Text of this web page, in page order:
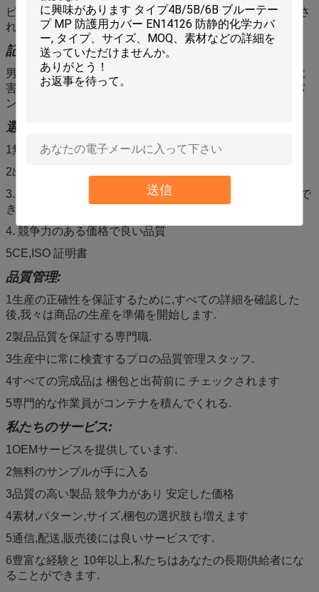
送信
ビューティスパ,サロン,サウナ,マッサージなどで広く使用さ
れています.
記述:
男性用Tバックパンツは,環境にやさしい,軽量,快適で皮膚に
害のないポリプロピレン材料で作られています.使い捨てパ
ンツとして,美容院,マッサージスパ,サウナなど
選択する理由:
1無料サンプル
2出産地 シアンタオ メーカー
3. 色,サイズ,重量とパッケージは,カスタマイズすることがで
きます
4. 競争力のある価格で良い品質
5CE,ISO 証明書
品質管理:
1生産の正確性を保証するために,すべての詳細を確認した
後,我々は商品の生産を準備を開始します.
2製品品質を保証する専門職.
3生産中に常に検査するプロの品質管理スタッフ.
4すべての完成品は 梱包と出荷前に チェックされます
5専門的な作業員がコンテナを積んでくれる.
私たちのサービス:
1OEMサービスを提供しています.
2無料のサンプルが手に入る
3品質の高い製品 競争力があり 安定した価格
4素材,パターン,サイズ,梱包の選択肢も増えます
5通信,配送,販売後には良いサービスです.
6豊富な経験と 10年以上,私たちはあなたの長期供給者にな
ることができます.